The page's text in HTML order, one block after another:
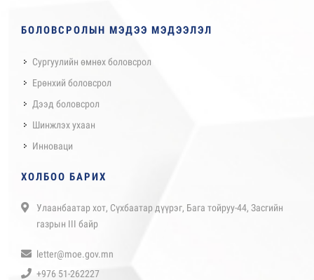
БОЛОВСРОЛЫН МЭДЭЭ МЭДЭЭЛЭЛ
Сургуулийн өмнөх боловсрол
Ерөнхий боловсрол
Дээд боловсрол
Шинжлэх ухаан
Инноваци
ХОЛБОО БАРИХ
Улаанбаатар хот, Сүхбаатар дүүрэг, Бага тойруу-44, Засгийн
газрын III байр
letter@moe.gov.mn
+976 51-262227